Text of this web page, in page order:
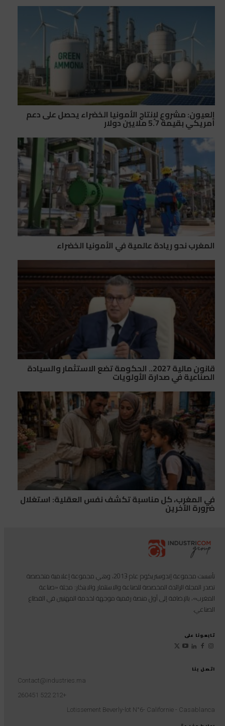
العيون: مشروع لإنتاج الأمونيا الخضراء يحصل على دعم
أمريكي بقيمة 5.7 ملايين دولار
المغرب نحو ريادة عالمية في الأمونيا الخضراء
قانون مالية 2027.. الحكومة تضع الاستثمار والسيادة
الصناعية في صدارة الأولويات
في المغرب، كل مناسبة تكشف نفس العقلية: استغلال
ضرورة الآخرين
اتصل بنا
Contact@industries.ma
+212 522 260451
Lotissement Beverly-lot N°6- Californie - Casablanca
تأسست مجموعة إندوستريكوم عام 2013، وهي مجموعة إعلامية متخصصة
تصدر المجلة الرائدة المخصصة للصناعة والاستثمار والابتكار: مجلة «صناعة
المغرب»، بالإضافة إلى أول منصة رقمية موجهة لخدمة المهنيين في القطاع
الصناعي.
تابعونا على